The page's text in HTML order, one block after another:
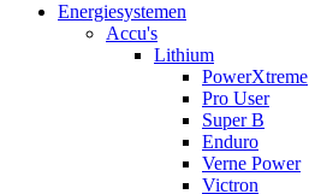
Energiesystemen
Accu's
Lithium
PowerXtreme
Pro User
Super B
Enduro
Verne Power
Victron